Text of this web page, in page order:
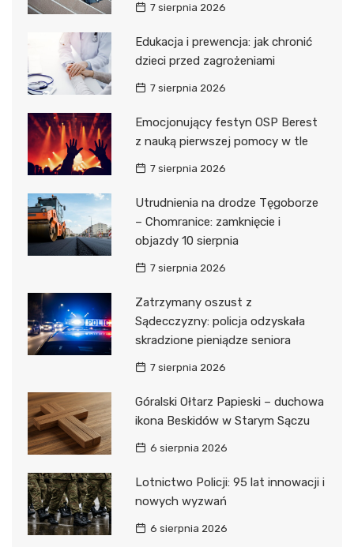
7 sierpnia 2026
Edukacja i prewencja: jak chronić
dzieci przed zagrożeniami
7 sierpnia 2026
Emocjonujący festyn OSP Berest
z nauką pierwszej pomocy w tle
7 sierpnia 2026
Utrudnienia na drodze Tęgoborze
– Chomranice: zamknięcie i
objazdy 10 sierpnia
7 sierpnia 2026
Zatrzymany oszust z
Sądecczyzny: policja odzyskała
skradzione pieniądze seniora
7 sierpnia 2026
Góralski Ołtarz Papieski – duchowa
ikona Beskidów w Starym Sączu
6 sierpnia 2026
Lotnictwo Policji: 95 lat innowacji i
nowych wyzwań
6 sierpnia 2026